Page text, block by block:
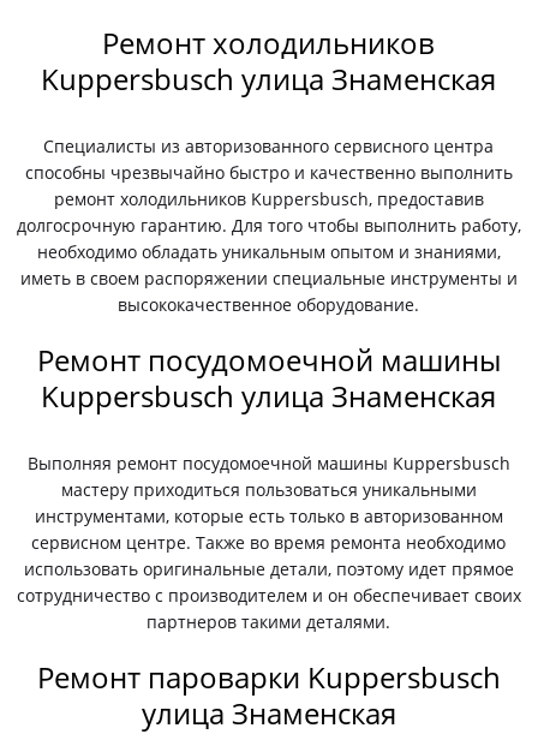
Ремонт холодильников
Kuppersbusch улица Знаменская
Специалисты из авторизованного сервисного центра
способны чрезвычайно быстро и качественно выполнить
ремонт холодильников Kuppersbusch, предоставив
долгосрочную гарантию. Для того чтобы выполнить работу,
необходимо обладать уникальным опытом и знаниями,
иметь в своем распоряжении специальные инструменты и
высококачественное оборудование.
Ремонт посудомоечной машины
Kuppersbusch улица Знаменская
Выполняя ремонт посудомоечной машины Kuppersbusch
мастеру приходиться пользоваться уникальными
инструментами, которые есть только в авторизованном
сервисном центре. Также во время ремонта необходимо
использовать оригинальные детали, поэтому идет прямое
сотрудничество с производителем и он обеспечивает своих
партнеров такими деталями.
Ремонт пароварки Kuppersbusch
улица Знаменская